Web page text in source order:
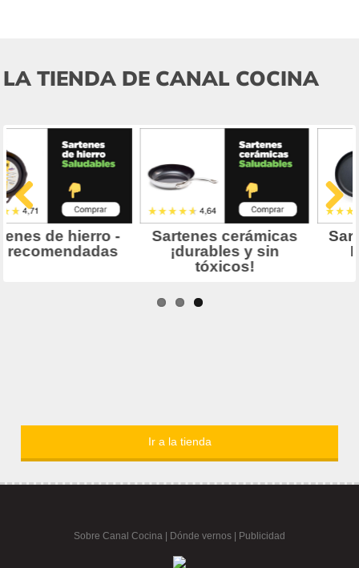
LA TIENDA DE CANAL COCINA
Ir a la tienda
Sobre Canal Cocina Dónde vernos | Publicidad